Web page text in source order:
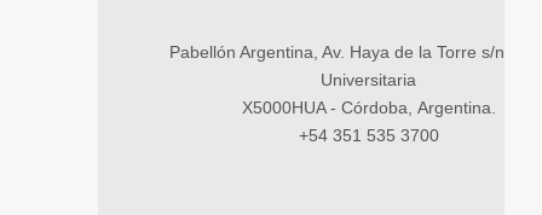
Pabellón Argentina, Av. Haya de la Torre s/n,
Universitaria
X5000HUA - Córdoba, Argentina.
+54 351 535 3700